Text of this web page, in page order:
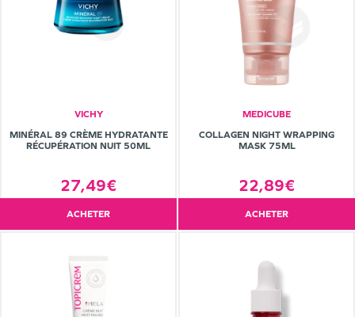
VICHY
MINÉRAL 89 CRÈME HYDRATANTE
RÉCUPÉRATION NUIT 50ML
27,49€
ACHETER
MEDICUBE
COLLAGEN NIGHT WRAPPING
MASK 75ML
22,89€
ACHETER